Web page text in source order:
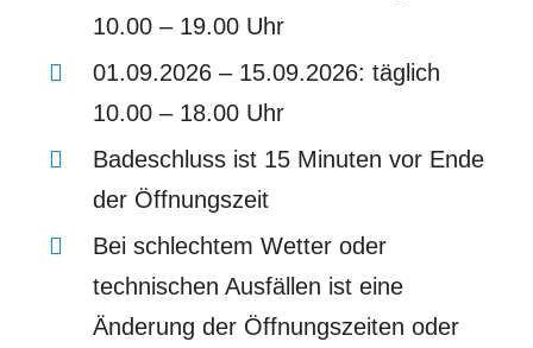
10.00 – 19.00 Uhr
01.09.2026 – 15.09.2026: täglich
10.00 – 18.00 Uhr
Badeschluss ist 15 Minuten vor Ende
der Öffnungszeit
Bei schlechtem Wetter oder
technischen Ausfällen ist eine
Änderung der Öffnungszeiten oder